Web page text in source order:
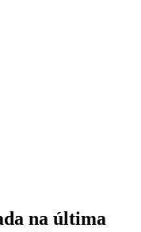
na última